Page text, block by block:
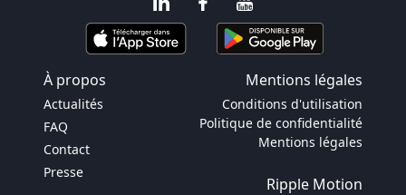
À propos Mentions légales
Actualités
FAQ
Contact
Presse
Conditions d'utilisation
Politique de confidentialité
Mentions légales
Ripple Motion